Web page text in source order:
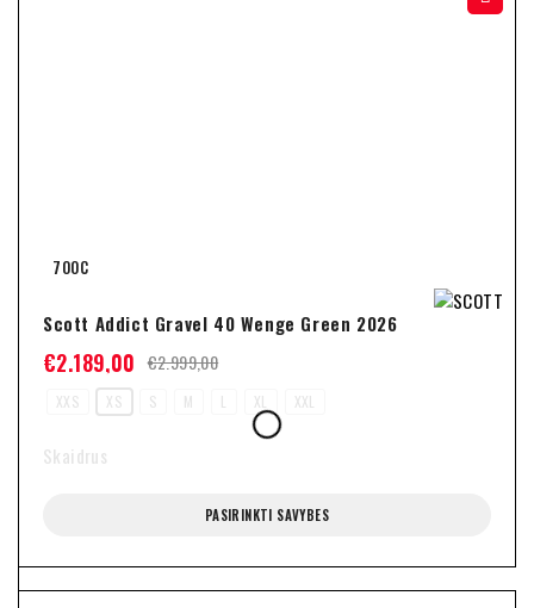
700C
Scott Addict Gravel 40 Wenge Green 2026
€2.999,00
€2.189,00
XXS XS S M L XL XXL
Skaidrus
PASIRINKTI SAVYBES